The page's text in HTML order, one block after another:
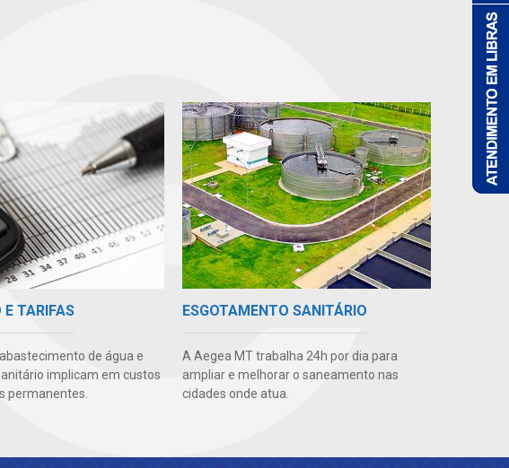
E TARIFAS
de água e
implicam em custos
permanentes.
ESGOTAMENTO SANITÁRIO
A Aegea MT trabalha 24h por dia para
ampliar e melhorar o saneamento nas
cidades onde atua.